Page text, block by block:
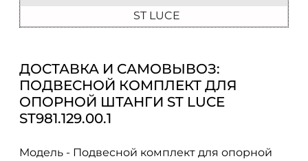
ST LUCE
ДОСТАВКА И САМОВЫВОЗ:
ПОДВЕСНОЙ КОМПЛЕКТ ДЛЯ
ОПОРНОЙ ШТАНГИ ST LUCE
ST981.129.00.1
Модель - Подвесной комплект для опорной